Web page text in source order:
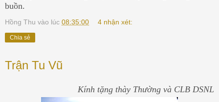
buồn.
Hồng Thu vào lúc 08:35:00 4 nhận xét:
Chia sẻ
Trận Tu Vũ
Kính tặng thày Thường và CLB DSNL